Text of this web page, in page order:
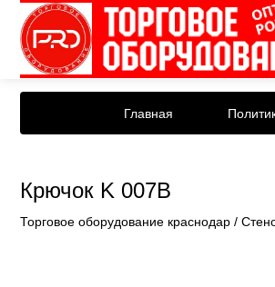
Главная
Крючок K 007B
Торговое оборудование краснодар /